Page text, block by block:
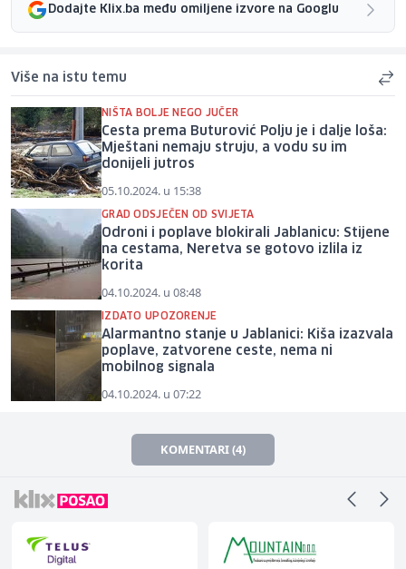
Dodajte Klix.ba među omiljene izvore na Googlu
Više na istu temu
NIŠTA BOLJE NEGO JUČER
Cesta prema Buturović Polju je i dalje loša:
Mještani nemaju struju, a vodu su im
donijeli jutros
05.10.2024. u 15:38
GRAD ODSJEČEN OD SVIJETA
Odroni i poplave blokirali Jablanicu: Stijene
na cestama, Neretva se gotovo izlila iz
korita
04.10.2024. u 08:48
IZDATO UPOZORENJE
Alarmantno stanje u Jablanici: Kiša izazvala
poplave, zatvorene ceste, nema ni
mobilnog signala
04.10.2024. u 07:22
KOMENTARI (4)